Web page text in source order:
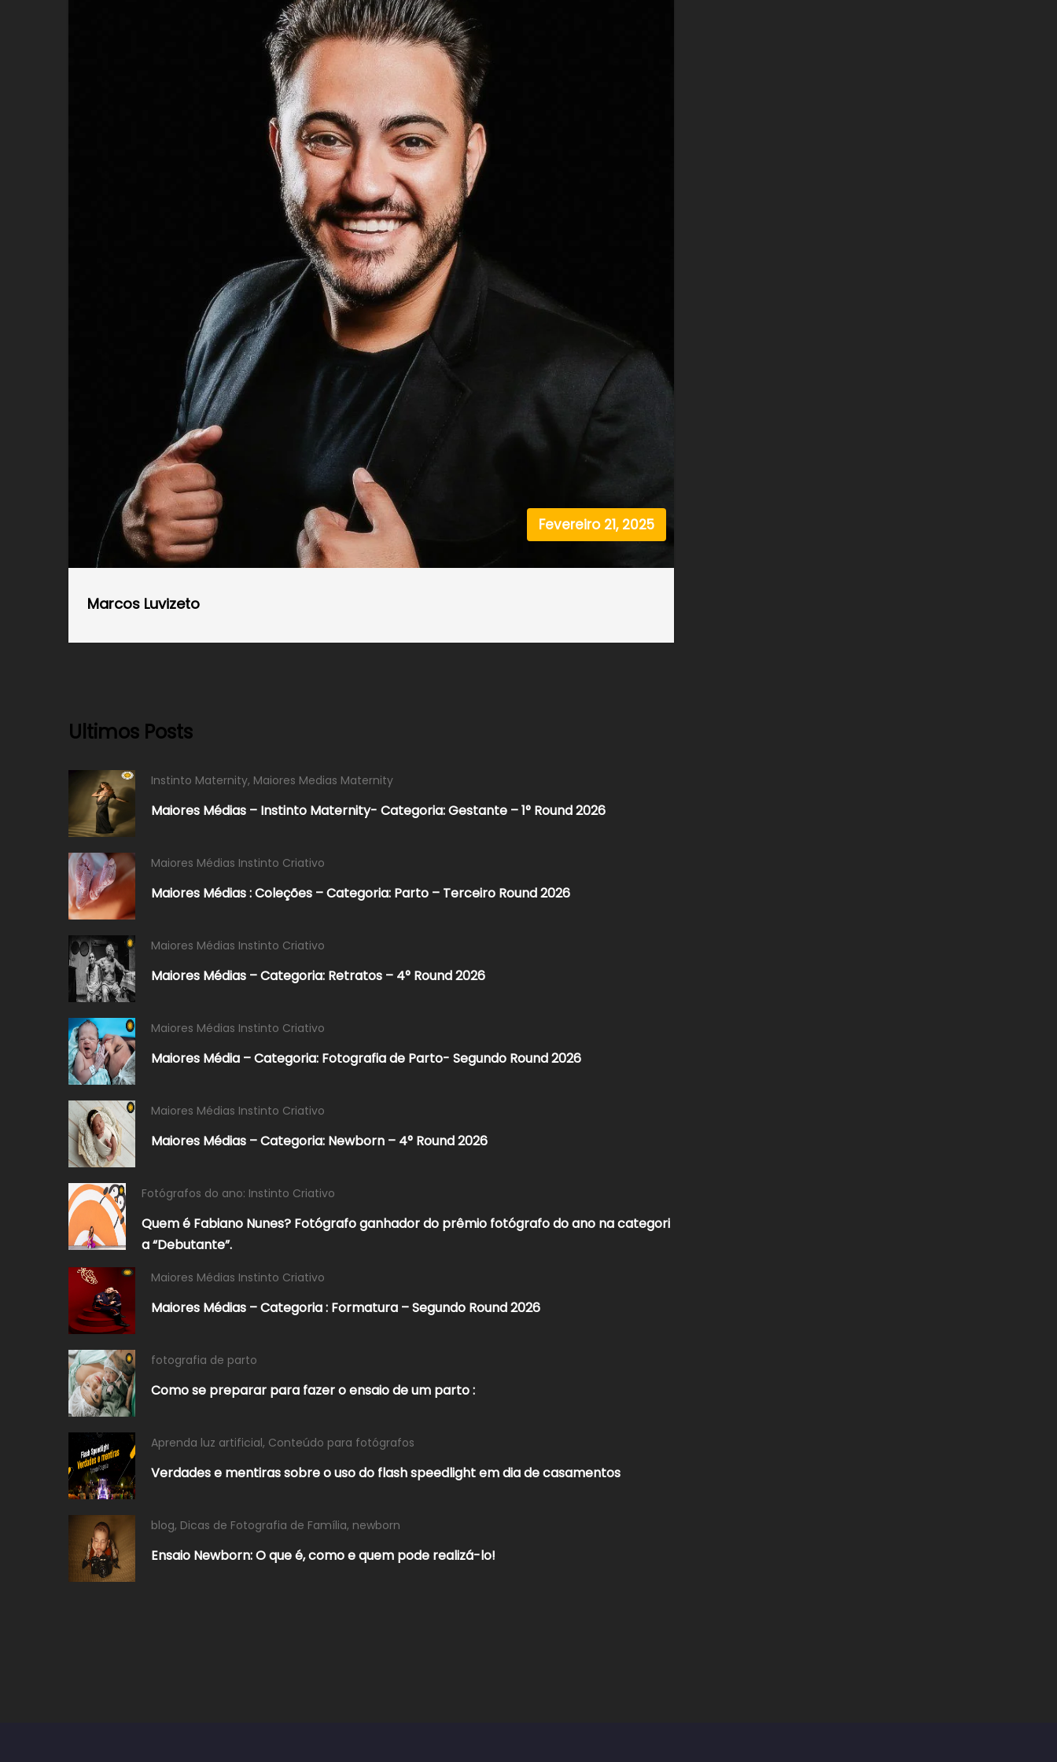
Fevereiro 21, 2025
Marcos Luvizeto
Ultimos Posts
Instinto Maternity, Maiores Medias Maternity
Maiores Médias – Instinto Maternity- Categoria: Gestante – 1° Round 2026
Maiores Médias Instinto Criativo
Maiores Médias : Coleções – Categoria: Parto – Terceiro Round 2026
Maiores Médias Instinto Criativo
Maiores Médias – Categoria: Retratos – 4° Round 2026​
Maiores Médias Instinto Criativo
Maiores Média – Categoria: Fotografia de Parto- Segundo Round 2026​
Maiores Médias Instinto Criativo
Maiores Médias – Categoria: Newborn – 4° Round 2026​
Fotógrafos do ano: Instinto Criativo
Quem é Fabiano Nunes? Fotógrafo ganhador do prêmio fotógrafo do ano na categori
a “Debutante”.
Maiores Médias Instinto Criativo
Maiores Médias – Categoria : Formatura – Segundo Round 2026
fotografia de parto
Como se preparar para fazer o ensaio de um parto :
Aprenda luz artificial, Conteúdo para fotógrafos
Verdades e mentiras sobre o uso do flash speedlight em dia de casamentos
blog, Dicas de Fotografia de Família, newborn
Ensaio Newborn: O que é, como e quem pode realizá-lo!